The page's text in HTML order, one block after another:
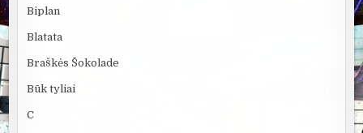
Biplan
Blatata
Braškės Šokolade
Būk tyliai
C